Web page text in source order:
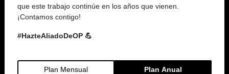
que este trabajo continúe en los años que vienen.
¡Contamos contigo!
#HazteAliadoDeOP 💪
Plan Mensual Plan Anual